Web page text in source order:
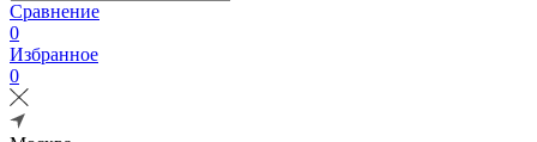
Сравнение
0
Избранное
0